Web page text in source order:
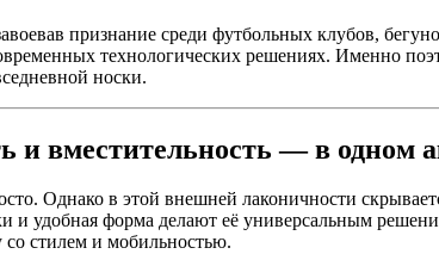
признание среди футбольных клубов,
технологических решениях. Именно
носки.
и вместительность — в одном
Однако в этой внешней лаконичности
и удобная форма делают её универсальным
со стилем и мобильностью.